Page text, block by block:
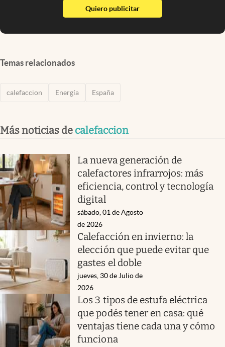
Quiero publicitarabre en nueva pestaña
Temas relacionados
calefaccion Energía España
Más noticias de calefaccion
La nueva generación de
calefactores infrarrojos: más
eficiencia, control y tecnología
digital
sábado, 01 de Agosto
de 2026
Calefacción en invierno: la
elección que puede evitar que
gastes el doble
jueves, 30 de Julio de
2026
Los 3 tipos de estufa eléctrica
que podés tener en casa: qué
ventajas tiene cada una y cómo
funciona